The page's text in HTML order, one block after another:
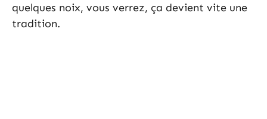
quelques noix, vous verrez, ça devient vite une
tradition.